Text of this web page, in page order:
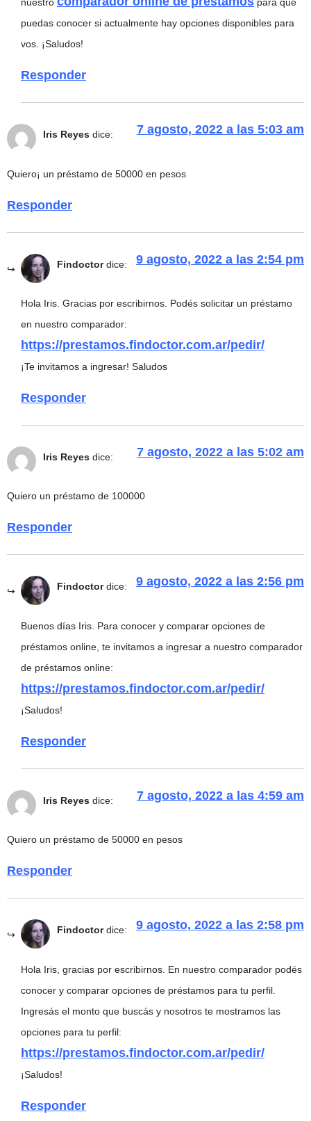
nuestro
para que
puedas conocer si actualmente hay opciones disponibles para
vos. ¡Saludos!
Responder
Iris Reyes dice: 7 agosto, 2022 a las 5:03 am
Quiero¡ un préstamo de 50000 en pesos
Responder
Findoctor dice: 9 agosto, 2022 a las 2:54 pm
Hola Iris. Gracias por escribirnos. Podés solicitar un préstamo
en nuestro comparador:
https://prestamos.findoctor.com.ar/pedir/
¡Te invitamos a ingresar! Saludos
Responder
Iris Reyes dice: 7 agosto, 2022 a las 5:02 am
Quiero un préstamo de 100000
Responder
Findoctor dice: 9 agosto, 2022 a las 2:56 pm
Buenos días Iris. Para conocer y comparar opciones de
préstamos online, te invitamos a ingresar a nuestro comparador
de préstamos online:
https://prestamos.findoctor.com.ar/pedir/
¡Saludos!
Responder
Iris Reyes dice: 7 agosto, 2022 a las 4:59 am
Quiero un préstamo de 50000 en pesos
Responder
Findoctor dice: 9 agosto, 2022 a las 2:58 pm
Hola Iris, gracias por escribirnos. En nuestro comparador podés
conocer y comparar opciones de préstamos para tu perfil.
Ingresás el monto que buscás y nosotros te mostramos las
opciones para tu perfil:
https://prestamos.findoctor.com.ar/pedir/
¡Saludos!
Responder